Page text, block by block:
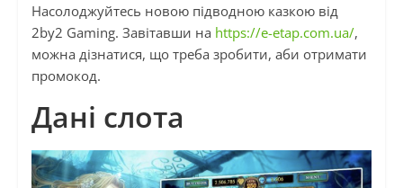
Насолоджуйтесь новою підводною казкою від
2by2 Gaming. Завітавши на https://e-etap.com.ua/,
можна дізнатися, що треба зробити, аби отримати
промокод.
Дані слота